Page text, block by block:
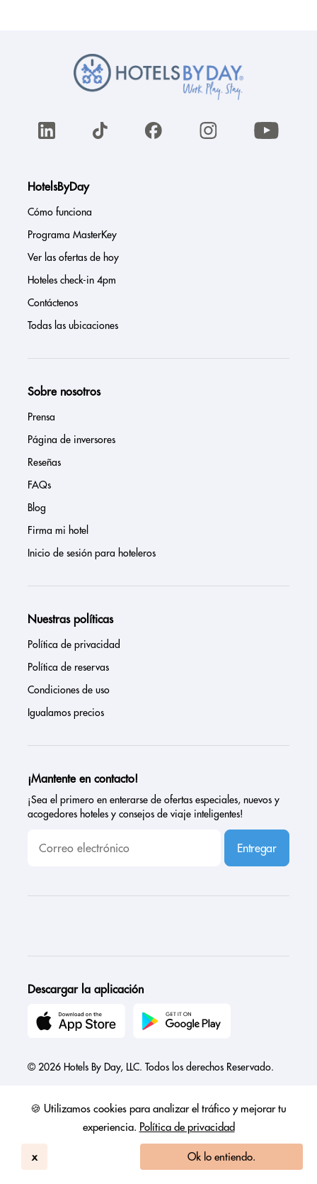
🍪 Utilizamos cookies para analizar el tráfico y mejorar tu
experiencia. Política de privacidad
x Ok lo entiendo.
HotelsByDay
Cómo funciona
Programa MasterKey
Ver las ofertas de hoy
Hoteles check-in 4pm
Contáctenos
Todas las ubicaciones
Sobre nosotros
Prensa
Página de inversores
Reseñas
FAQs
Blog
Firma mi hotel
Inicio de sesión para hoteleros
Nuestras políticas
Política de privacidad
Política de reservas
Condiciones de uso
Igualamos precios
¡Mantente en contacto!
¡Sea el primero en enterarse de ofertas especiales, nuevos y
acogedores hoteles y consejos de viaje inteligentes!
Entregar
Descargar la aplicación
© 2026 Hotels By Day, LLC. Todos los derechos Reservado.
Austria Germany India Ireland
Israel
Italy
Netherlands Philippines
Singapore